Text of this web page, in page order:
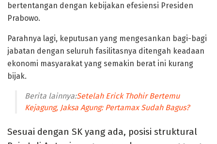
bertentangan dengan kebijakan efesiensi Presiden
Prabowo.
Parahnya lagi, keputusan yang mengesankan bagi-bagi
jabatan dengan seluruh fasilitasnya ditengah keadaan
ekonomi masyarakat yang semakin berat ini kurang
bijak.
Berita lainnya:Setelah Erick Thohir Bertemu
Kejagung, Jaksa Agung: Pertamax Sudah Bagus?
Sesuai dengan SK yang ada, posisi struktural